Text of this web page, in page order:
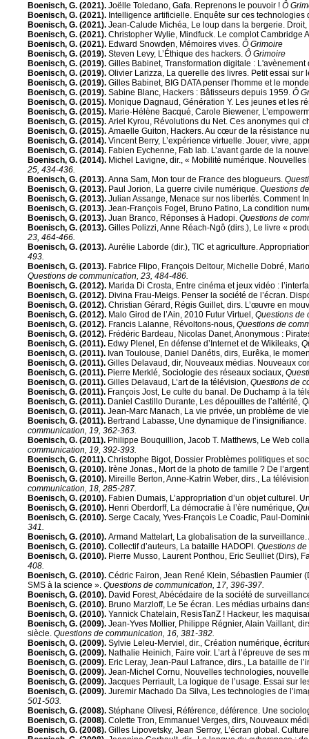
Boenisch, G. (2021). Joëlle Toledano, Gafa. Reprenons le pouvoir ! Ô
Boenisch, G. (2021). Intelligence artificielle. Enquête sur ces
Boenisch, G. (2021). Jean-Calude Michéa, Le loup dans la bergerie.
Boenisch, G. (2021). Christopher Wylie, Mindfuck. Le complot Cambridge
Boenisch, G. (2021). Edward Snowden, Mémoires vives. Ô Grimoire
Boenisch, G. (2019). Steven Levy, L’Éthique des hackers. Ô Grimoire
Boenisch, G. (2019). Gilles Babinet, Transformation digitale :
Boenisch, G. (2019). Olivier Larizza, La querelle des livres. Petit essai sur
Boenisch, G. (2019). Gilles Babinet, BIG DATA penser l'homme et le
Boenisch, G. (2019). Sabine Blanc, Hackers : Bâtisseurs depuis 1959. Ô
Boenisch, G. (2015). Monique Dagnaud, Génération Y. Les jeunes et les
Boenisch, G. (2015). Marie-Hélène Bacqué, Carole Biewener,
Boenisch, G. (2015). Ariel Kyrou, Révolutions du Net. Ces anonymes qui
Boenisch, G. (2015). Amaelle Guiton, Hackers. Au cœur de la résistance
Boenisch, G. (2014). Vincent Berry, L’expérience virtuelle. Jouer, vivre,
Boenisch, G. (2014). Fabien Eychenne, Fab lab. L’avant garde de la
Boenisch, G. (2014). Michel Lavigne, dir., « Mobilité numérique.
25, 434-436.
Boenisch, G. (2013). Anna Sam, Mon tour de France des blogueurs.
Boenisch, G. (2013). Paul Jorion, La guerre civile numérique. Questions
Boenisch, G. (2013). Julian Assange, Menace sur nos libertés. Comment
Boenisch, G. (2013). Jean-François Fogel, Bruno Patino, La condition
Boenisch, G. (2013). Juan Branco, Réponses à Hadopi. Questions de
Boenisch, G. (2013). Gilles Polizzi, Anne Réach-Ngô (dirs.), Le livre «
23, 464-466.
Boenisch, G. (2013). Aurélie Laborde (dir.), TIC et agriculture.
493.
Boenisch, G. (2013). Fabrice Flipo, François Deltour, Michelle Dobré,
Questions de communication, 23, 484-486.
Boenisch, G. (2012). Marida Di Crosta, Entre cinéma et jeux vidéo :
Boenisch, G. (2012). Divina Frau-Meigs. Penser la société de l’écran.
Boenisch, G. (2012). Christian Gérard, Régis Guillet, dirs. L’œuvre en
Boenisch, G. (2012). Malo Girod de l’Ain, 2010 Futur Virtuel, Questions de
Boenisch, G. (2012). Francis Lalanne, Révoltons-nous, Questions de
Boenisch, G. (2012). Frédéric Bardeau, Nicolas Danet, Anonymous :
Boenisch, G. (2011). Edwy Plenel, En défense d’Internet et de Wikileaks,
Boenisch, G. (2011). Ivan Toulouse, Daniel Danétis, dirs, Eurêka, le
Boenisch, G. (2011). Gilles Delavaud, dir, Nouveaux médias. Nouveaux
Boenisch, G. (2011). Pierre Merklé, Sociologie des réseaux sociaux,
Boenisch, G. (2011). Gilles Delavaud, L’art de la télévision, Questions de
Boenisch, G. (2011). François Jost, Le culte du banal. De Duchamp à la
Boenisch, G. (2011). Daniel Castillo Durante, Les dépouilles de l’altérité,
Boenisch, G. (2011). Jean-Marc Manach, La vie privée, un problème de
Boenisch, G. (2011). Bertrand Labasse, Une dynamique de
communication, 19, 362-363.
Boenisch, G. (2011). Philippe Bouquillion, Jacob T. Matthews, Le Web
communication, 19, 392-393.
Boenisch, G. (2011). Christophe Bigot, Dossier Problèmes politiques et
Boenisch, G. (2010). Irène Jonas., Mort de la photo de famille ? De
Boenisch, G. (2010). Mireille Berton, Anne-Katrin Weber, dirs., La
communication, 18, 285-287.
Boenisch, G. (2010). Fabien Dumais, L’appropriation d’un objet culturel.
Boenisch, G. (2010). Henri Oberdorff, La démocratie à l’ère numérique,
Boenisch, G. (2010). Serge Cacaly, Yves-François Le Coadic, Paul-
341.
Boenisch, G. (2010). Armand Mattelart, La globalisation de la
Boenisch, G. (2010). Collectif d’auteurs, La bataille HADOPI. Questions
Boenisch, G. (2010). Pierre Musso, Laurent Ponthou, Eric Seulliet (Dirs),
408.
Boenisch, G. (2010). Cédric Fairon, Jean René Klein, Sébastien Paumier
SMS à la science ». Questions de communication, 17, 396-397.
Boenisch, G. (2010). David Forest, Abécédaire de la société de
Boenisch, G. (2010). Bruno Marzloff, Le 5e écran. Les médias urbains
Boenisch, G. (2010). Yannick Chatelain, ResisTanZ ! Hackeur, les
Boenisch, G. (2009). Jean-Yves Mollier, Philippe Régnier, Alain Vaillant,
siècle. Questions de communication, 16, 381-382.
Boenisch, G. (2009). Sylvie Leleu-Merviel, dir., Création numérique,
Boenisch, G. (2009). Nathalie Heinich, Faire voir. L’art à l’épreuve de ses
Boenisch, G. (2009). Eric Leray, Jean-Paul Lafrance, dirs., La bataille de
Boenisch, G. (2009). Jean-Michel Cornu, Nouvelles technologies,
Boenisch, G. (2009). Jacques Perriault, La logique de l’usage. Essai sur
Boenisch, G. (2009). Juremir Machado Da Silva, Les technologies de
501-503.
Boenisch, G. (2008). Stéphane Olivesi, Référence, déférence. Une
Boenisch, G. (2008). Colette Tron, Emmanuel Verges, dirs, Nouveaux
Boenisch, G. (2008). Gilles Lipovetsky, Jean Serroy, L’écran global.